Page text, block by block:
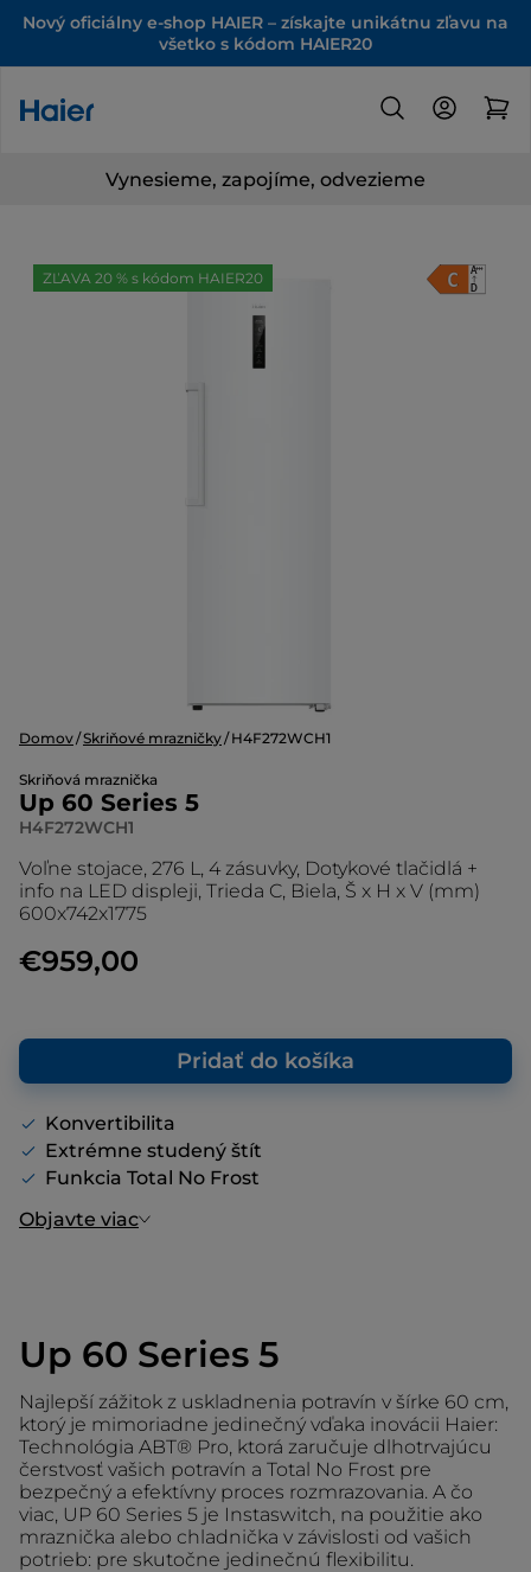
Nový oficiálny e-shop HAIER – získajte unikátnu zľavu na
všetko s kódom HAIER20
Vynesieme, zapojíme, odvezieme
ZĽAVA 20 % s kódom HAIER20
Domov Skriňové mrazničky H4F272WCH1
Skriňová mraznička
Up 60 Series 5
H4F272WCH1
Voľne stojace, 276 L, 4 zásuvky, Dotykové tlačidlá +
info na LED displeji, Trieda C, Biela, Š x H x V (mm)
600x742x1775
€959,00
Pridať do košíka
Konvertibilita
Extrémne studený štít
Funkcia Total No Frost
Objavte viac
Up 60 Series 5
Najlepší zážitok z uskladnenia potravín v šírke 60 cm,
ktorý je mimoriadne jedinečný vďaka inovácii Haier:
Technológia ABT® Pro, ktorá zaručuje dlhotrvajúcu
čerstvosť vašich potravín a Total No Frost pre
bezpečný a efektívny proces rozmrazovania. A čo
viac, UP 60 Series 5 je Instaswitch, na použitie ako
mraznička alebo chladnička v závislosti od vašich
potrieb: pre skutočne jedinečnú flexibilitu.